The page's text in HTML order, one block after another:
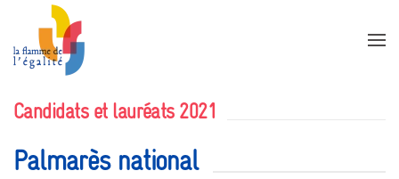
Accéder au contenu principal
Candidats et lauréats 2021
Palmarès national